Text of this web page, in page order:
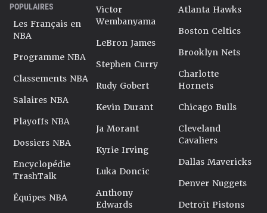
POPULAIRES
Les Français en
NBA
Programme NBA
Classements NBA
Salaires NBA
Playoffs NBA
Dossiers NBA
Encyclopédie
TrashTalk
Équipes NBA
Victor
Wembanyama
LeBron James
Stephen Curry
Rudy Gobert
Kevin Durant
Ja Morant
Kyrie Irving
Luka Doncic
Anthony
Edwards
Atlanta Hawks
Boston Celtics
Brooklyn Nets
Charlotte
Hornets
Chicago Bulls
Cleveland
Cavaliers
Dallas Mavericks
Denver Nuggets
Detroit Pistons